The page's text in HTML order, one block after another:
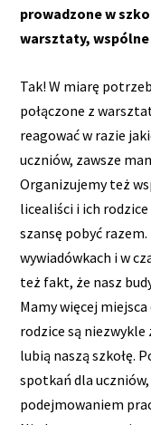
prowadzone w
warsztaty,
Tak! W miarę
połączone z
reagować w razie
uczniów, zawsze
Organizujemy też
licealiści i ich
szansę pobyć
wywiadówkach i w
też fakt, że nasz
Mamy więcej
rodzice są niezwykle
lubią naszą szkołę.
spotkań dla
podejmowaniem